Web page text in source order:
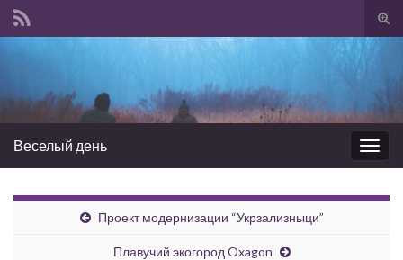
Веселый день
Проект модернизации “Укрзализныци”
Плавучий экогород Oxagon